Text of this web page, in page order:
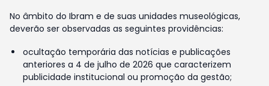
No âmbito do Ibram e de suas unidades museológicas,
deverão ser observadas as seguintes providências:
ocultação temporária das notícias e publicações
anteriores a 4 de julho de 2026 que caracterizem
publicidade institucional ou promoção da gestão;